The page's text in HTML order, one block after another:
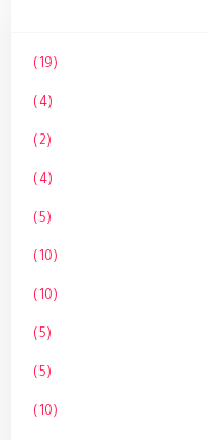
(19)
(4)
(2)
(4)
(5)
(10)
(10)
(5)
(5)
(10)